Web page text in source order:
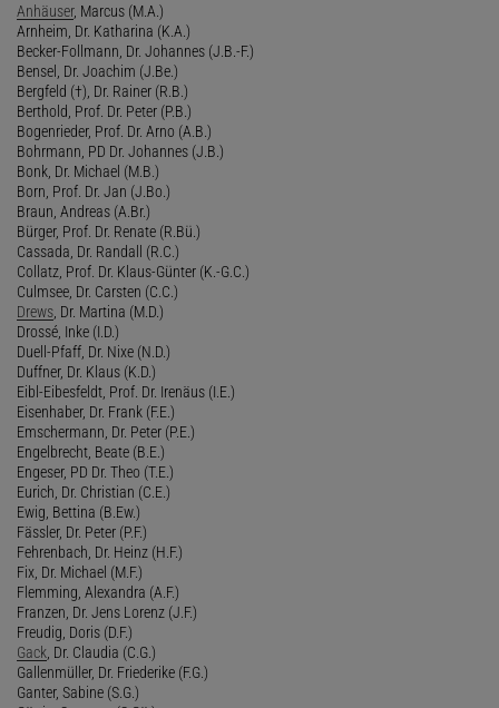
Anhäuser, Marcus (M.A.)
Arnheim, Dr. Katharina (K.A.)
Becker-Follmann, Dr. Johannes (J.B.-F.)
Bensel, Dr. Joachim (J.Be.)
Bergfeld (†), Dr. Rainer (R.B.)
Berthold, Prof. Dr. Peter (P.B.)
Bogenrieder, Prof. Dr. Arno (A.B.)
Bohrmann, PD Dr. Johannes (J.B.)
Bonk, Dr. Michael (M.B.)
Born, Prof. Dr. Jan (J.Bo.)
Braun, Andreas (A.Br.)
Bürger, Prof. Dr. Renate (R.Bü.)
Cassada, Dr. Randall (R.C.)
Collatz, Prof. Dr. Klaus-Günter (K.-G.C.)
Culmsee, Dr. Carsten (C.C.)
Drews , Dr. Martina (M.D.)
Drossé, Inke (I.D.)
Duell-Pfaff, Dr. Nixe (N.D.)
Duffner, Dr. Klaus (K.D.)
Eibl-Eibesfeldt, Prof. Dr. Irenäus (I.E.)
Eisenhaber, Dr. Frank (F.E.)
Emschermann, Dr. Peter (P.E.)
Engelbrecht, Beate (B.E.)
Engeser, PD Dr. Theo (T.E.)
Eurich, Dr. Christian (C.E.)
Ewig, Bettina (B.Ew.)
Fässler, Dr. Peter (P.F.)
Fehrenbach, Dr. Heinz (H.F.)
Fix, Dr. Michael (M.F.)
Flemming, Alexandra (A.F.)
Franzen, Dr. Jens Lorenz (J.F.)
Freudig, Doris (D.F.)
Gack , Dr. Claudia (C.G.)
Gallenmüller, Dr. Friederike (F.G.)
Ganter, Sabine (S.G.)